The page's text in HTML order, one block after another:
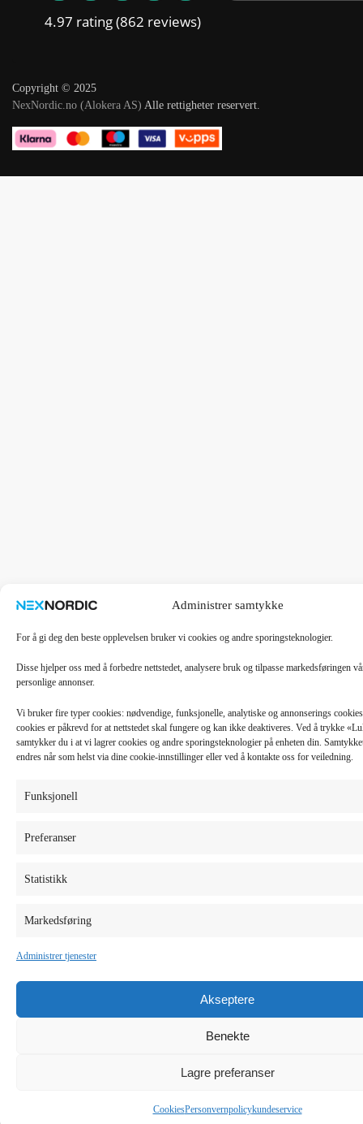
Administrer samtykke
For å gi deg den beste opplevelsen bruker vi cookies og andre sporingsteknologier.
Disse hjelper oss med å forbedre nettstedet, analysere bruk og tilpasse markedsføringen
personlige annonser.
Vi bruker fire typer cookies: nødvendige, funksjonelle, analytiske og annonserings
cookies er påkrevd for at nettstedet skal fungere og kan ikke deaktiveres. Ved å trykke
samtykker du i at vi lagrer cookies og andre sporingsteknologier på enheten din.
endres når som helst via dine cookie-innstillinger eller ved å kontakte oss for veiledning.
Funksjonell
Preferanser
Statistikk
Markedsføring
Administrer tjenester
Akseptere
Benekte
Lagre preferanser
CookiesPersonvernpolicykundeservice
4.97 rating(862 reviews)
Copyright © 2025
NexNordic.no (Alokera AS) Alle rettigheter reservert.